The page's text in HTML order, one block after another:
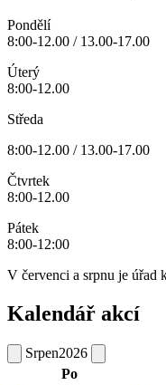
Pondělí
8:00-12.00 / 13.00-17.00
Úterý
8:00-12.00
Středa
8:00-12.00 / 13.00-17.00
Čtvrtek
8:00-12.00
Pátek
8:00-12:00
V červenci a srpnu je úřad
Kalendář akcí
Srpen2026
Po